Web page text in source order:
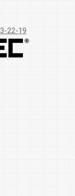
22-19